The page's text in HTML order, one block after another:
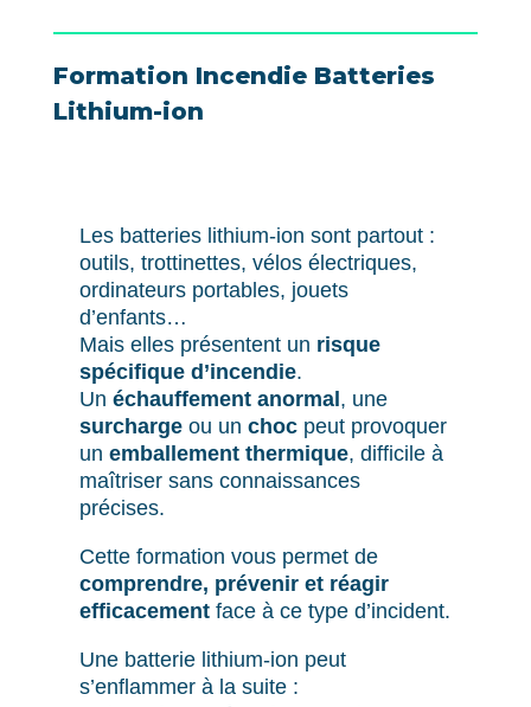
Formation Incendie Batteries
Lithium-ion
Les batteries lithium-ion sont partout :
outils, trottinettes, vélos électriques,
ordinateurs portables, jouets
d’enfants…
Mais elles présentent un risque
spécifique d’incendie.
Unéchauffement anormal, une
surcharge ou unchoc peut provoquer
unemballement thermique, difficile à
maîtriser sans connaissances
précises.
Cette formation vous permet de
comprendre, prévenir et réagir
efficacement face à ce type d’incident.
Une batterie lithium-ion peut
s’enflammer à la suite :